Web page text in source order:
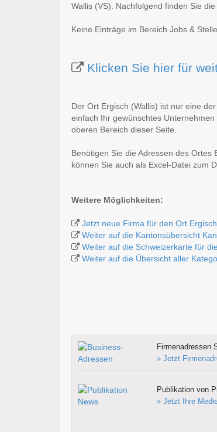
Wallis (VS). Nachfolgend finden Sie
Keine Einträge im Bereich Jobs &
Klicken Sie hier für
Der Ort Ergisch (Wallis) ist nur eine
einfach Ihr gewünschtes
oberen Bereich dieser Seite.
Benötigen Sie die Adressen des
können Sie auch als Excel-Datei zum
Weitere Möglichkeiten:
Jetzt neue Firma für den Ort
Weiter auf die Kantonsübersicht
Weiter auf die Schweizerkarte für
Weiter auf die Übersicht aller
Firmenadressen
» Jetzt
Publikation von
» Jetzt Ihre